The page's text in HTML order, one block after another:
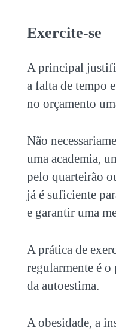
Exercite-se
A principal
a falta de tempo
no orçamento
Não
uma academia,
pelo quarteirão
já é suficiente
e garantir uma
A prática de
regularmente é o
da autoestima.
A obesidade, a